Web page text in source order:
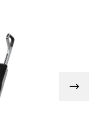
пылесос
Aqua10
White
все